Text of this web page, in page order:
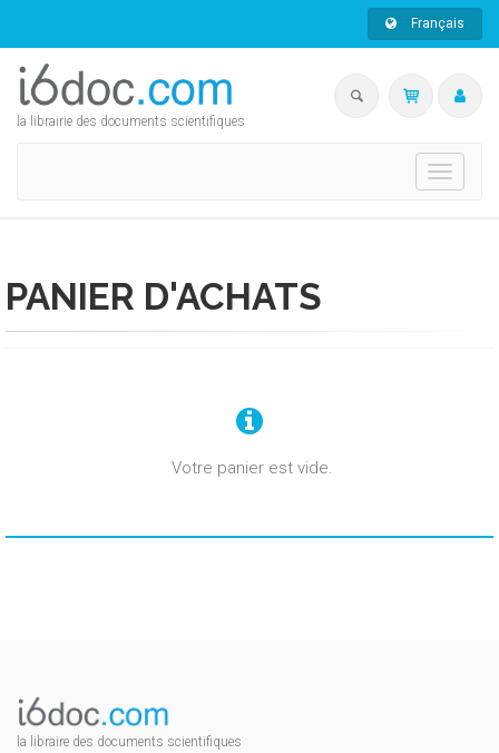
Français
la librairie des documents scientifiques
Toggle
PANIER D'ACHATS
Votre panier est vide.
la libraire des documents scientifiques